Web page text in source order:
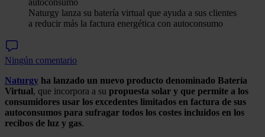
Naturgy lanza su batería virtual que ayuda a sus clientes
a reducir más la factura energética con autoconsumo
Ningún comentario
Naturgy ha lanzado un nuevo producto denominado Batería
Virtual, que incorpora a su propuesta solar y que permite a los
consumidores usar los excedentes limitados en factura de sus
autoconsumos para sufragar todos los costes incluidos en los
recibos de luz y gas.